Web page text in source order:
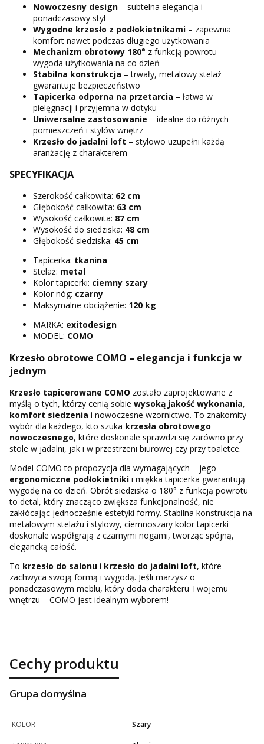
Nowoczesny design – subtelna elegancja i
ponadczasowy styl
Wygodne krzesło z podłokietnikami – zapewnia
komfort nawet podczas długiego użytkowania
Mechanizm obrotowy 180° z funkcją powrotu –
wygoda użytkowania na co dzień
Stabilna konstrukcja – trwały, metalowy stelaż
gwarantuje bezpieczeństwo
Tapicerka odporna na przetarcia – łatwa w
pielęgnacji i przyjemna w dotyku
Uniwersalne zastosowanie – idealne do różnych
pomieszczeń i stylów wnętrz
Krzesło do jadalni loft – stylowo uzupełni każdą
aranżację z charakterem
SPECYFIKACJA
Szerokość całkowita: 62 cm
Głębokość całkowita: 63 cm
Wysokość całkowita: 87 cm
Wysokość do siedziska: 48 cm
Głębokość siedziska: 45 cm
Tapicerka: tkanina
Stelaż: metal
Kolor tapicerki: ciemny szary
Kolor nóg: czarny
Maksymalne obciążenie: 120 kg
MARKA: exitodesign
MODEL: COMO
Krzesło obrotowe COMO – elegancja i funkcja w
jednym
Krzesło tapicerowane COMO zostało zaprojektowane z
myślą o tych, którzy cenią sobie wysoką jakość wykonania,
komfort siedzenia i nowoczesne wzornictwo. To znakomity
wybór dla każdego, kto szuka krzesła obrotowego
nowoczesnego, które doskonale sprawdzi się zarówno przy
stole w jadalni, jak i w przestrzeni biurowej czy przy toaletce.
Model COMO to propozycja dla wymagających – jego
ergonomiczne podłokietniki i miękka tapicerka gwarantują
wygodę na co dzień. Obrót siedziska o 180° z funkcją powrotu
to detal, który znacząco zwiększa funkcjonalność, nie
zakłócając jednocześnie estetyki formy. Stabilna konstrukcja na
metalowym stelażu i stylowy, ciemnoszary kolor tapicerki
doskonale współgrają z czarnymi nogami, tworząc spójną,
elegancką całość.
To krzesło do salonu i krzesło do jadalni loft, które
zachwyca swoją formą i wygodą. Jeśli marzysz o
ponadczasowym meblu, który doda charakteru Twojemu
wnętrzu – COMO jest idealnym wyborem!
Cechy produktu
Grupa domyślna
KOLOR Szary